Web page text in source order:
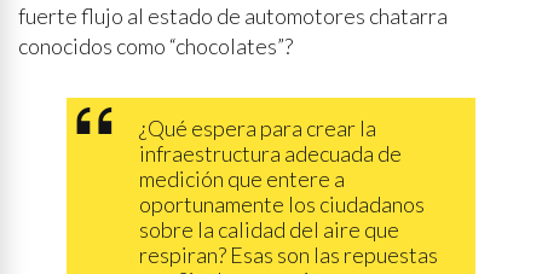
fuerte flujo al estado de automotores chatarra
conocidos como “chocolates”?
¿Qué espera para crear la
infraestructura adecuada de
medición que entere a
oportunamente los ciudadanos
sobre la calidad del aire que
respiran? Esas son las repuestas